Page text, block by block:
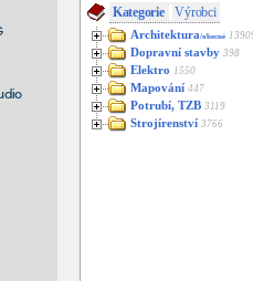
Kategorie Výrobci
Architektura/obecné
Dopravní stavby 398
Elektro 1550
Mapování 447
Potrubí, TZB 3119
Strojírenství 3766